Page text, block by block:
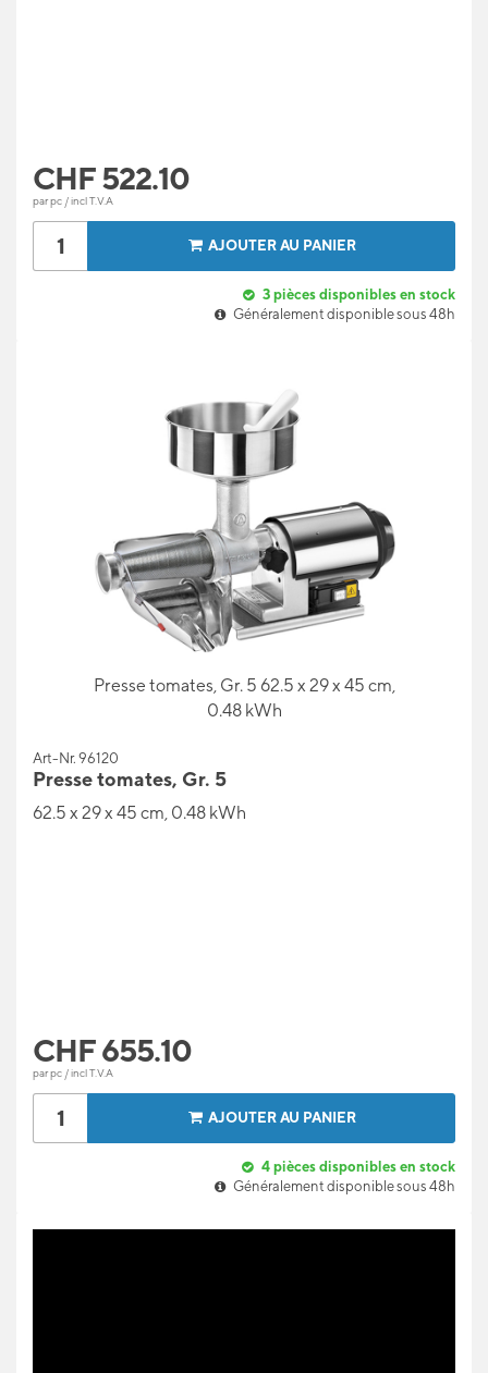
CHF522.10
par pc / incl T.V.A
AJOUTER AU PANIER
3 pièces disponibles en stock
Généralement disponible sous 48h
Presse tomates, Gr. 5 62.5 x 29 x 45 cm,
0.48 kWh
Art-Nr. 96120
Presse tomates, Gr. 5
62.5 x 29 x 45 cm, 0.48 kWh
CHF655.10
par pc / incl T.V.A
AJOUTER AU PANIER
4 pièces disponibles en stock
Généralement disponible sous 48h